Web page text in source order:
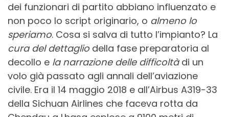
dei funzionari di partito abbiano influenzato e
non poco lo script originario, o almeno lo
speriamo. Cosa si salva di tutto l’impianto? La
cura del dettagliodella fase preparatoria al
decollo e la narrazione delle difficoltàdi un
volo già passato agli annali dell’aviazione
civile. Era il 14 maggio 2018 e all’Airbus A319-33
della Sichuan Airlines che faceva rotta da